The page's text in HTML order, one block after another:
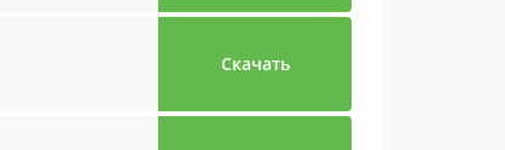
Скачать